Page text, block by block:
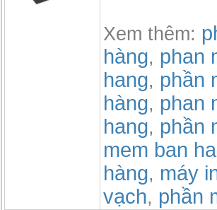
Xem thêm:
hàng, phan
hang, phần
hàng, phan
hang, phần
mem ban
hàng, máy
vạch, phần